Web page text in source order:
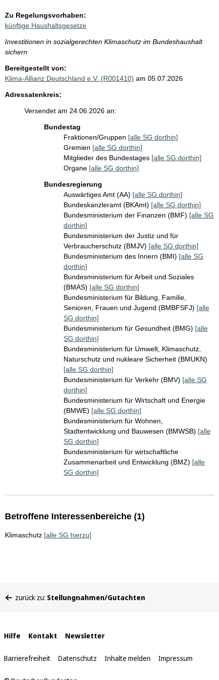
Zu Regelungsvorhaben:
künftige Haushaltsgesetze
Investitionen in sozialgerechten Klimaschutz im Bundeshaushalt
sichern
Bereitgestellt von:
Klima-Allianz Deutschland e.V. (R001410) am 05.07.2026
Adressatenkreis:
Versendet am 24.06.2026 an:
Bundestag
Fraktionen/Gruppen [alle SG dorthin]
Gremien [alle SG dorthin]
Mitglieder des Bundestages [alle SG dorthin]
Organe [alle SG dorthin]
Bundesregierung
Auswärtiges Amt (AA) [alle SG dorthin]
Bundeskanzleramt (BKAmt) [alle SG dorthin]
Bundesministerium der Finanzen (BMF) [alle SG
dorthin]
Bundesministerium der Justiz und für
Verbraucherschutz (BMJV) [alle SG dorthin]
Bundesministerium des Innern (BMI) [alle SG
dorthin]
Bundesministerium für Arbeit und Soziales
(BMAS) [alle SG dorthin]
Bundesministerium für Bildung, Familie,
Senioren, Frauen und Jugend (BMBFSFJ) [alle
SG dorthin]
Bundesministerium für Gesundheit (BMG) [alle
SG dorthin]
Bundesministerium für Umwelt, Klimaschutz,
Naturschutz und nukleare Sicherheit (BMUKN)
[alle SG dorthin]
Bundesministerium für Verkehr (BMV) [alle SG
dorthin]
Bundesministerium für Wirtschaft und Energie
(BMWE) [alle SG dorthin]
Bundesministerium für Wohnen,
Stadtentwicklung und Bauwesen (BMWSB) [alle
SG dorthin]
Bundesministerium für wirtschaftliche
Zusammenarbeit und Entwicklung (BMZ) [alle
SG dorthin]
Betroffene Interessenbereiche (1)
Klimaschutz [alle SG hierzu]
befinden
zurück zu: Stellungnahmen/Gutachten
Interne
Links
Hilfe Kontakt Newsletter
Barrierefreiheit Datenschutz Inhalte melden Impressum